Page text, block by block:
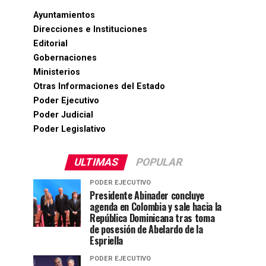
Ayuntamientos
Direcciones e Instituciones
Editorial
Gobernaciones
Ministerios
Otras Informaciones del Estado
Poder Ejecutivo
Poder Judicial
Poder Legislativo
ULTIMAS POPULAR
PODER EJECUTIVO
Presidente Abinader concluye
agenda en Colombia y sale hacia la
República Dominicana tras toma
de posesión de Abelardo de la
Espriella
PODER EJECUTIVO